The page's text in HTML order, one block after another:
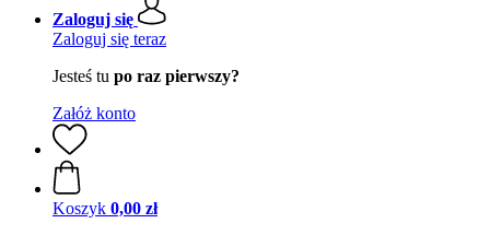
Zaloguj się
Zaloguj się teraz
Jesteś tu po raz pierwszy?
Załóż konto
Koszyk 0,00 zł